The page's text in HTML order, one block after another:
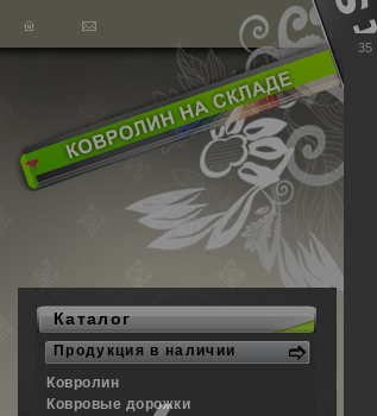
Каталог
Продукция в наличии
Ковролин
Ковровые дорожки
35